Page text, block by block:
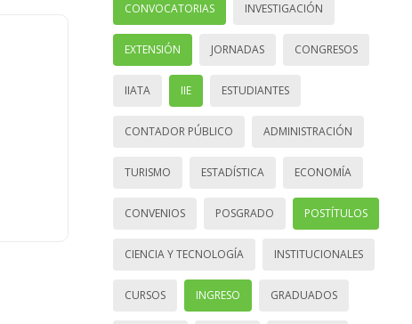
CONVOCATORIAS INVESTIGACIÓN
EXTENSIÓN JORNADAS CONGRESOS
IIATA IIE ESTUDIANTES
CONTADOR PÚBLICO ADMINISTRACIÓN
TURISMO ESTADÍSTICA ECONOMÍA
CONVENIOS POSGRADO POSTÍTULOS
CIENCIA Y TECNOLOGÍA INSTITUCIONALES
CURSOS INGRESO GRADUADOS